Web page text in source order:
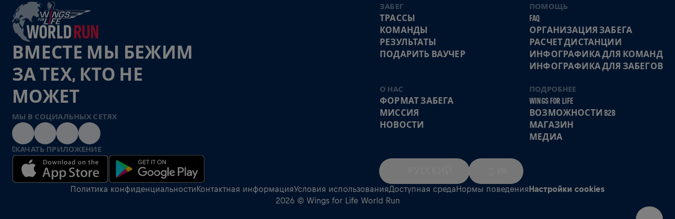
ВМЕСТЕ МЫ БЕЖИМ
ЗА ТЕХ, КТО НЕ
МОЖЕТ
МЫ В СОЦИАЛЬНЫХ СЕТЯХ
CКАЧАТЬ ПРИЛОЖЕНИЕ
ЗАБЕГ
ТРАССЫ
КОМАНДЫ
РЕЗУЛЬТАТЫ
ПОДАРИТЬ ВАУЧЕР
ПОМОЩЬ
FAQ
ОРГАНИЗАЦИЯ ЗАБЕГА
РАСЧЕТ ДИСТАНЦИИ
ИНФОГРАФИКА ДЛЯ КОМАНД
ИНФОГРАФИКА ДЛЯ ЗАБЕГОВ
О НАС
ФОРМАТ ЗАБЕГА
МИССИЯ
НОВОСТИ
ПОДРОБНЕЕ
WINGS FOR LIFE
ВОЗМОЖНОСТИ B2B
МАГАЗИН
МЕДИА
Политика конфиденциальностиКонтактная информацияУсловия использованияДоступная средаНормы поведенияНастройки cookies
2026 © Wings for Life World Run